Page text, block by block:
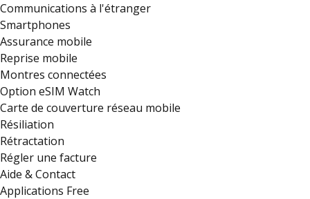
Communications à l'étranger
Smartphones
Assurance mobile
Reprise mobile
Montres connectées
Option eSIM Watch
Carte de couverture réseau mobile
Résiliation
Rétractation
Régler une facture
Aide & Contact
Applications Free